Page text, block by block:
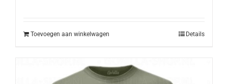
Toevoegen aan winkelwagen Details